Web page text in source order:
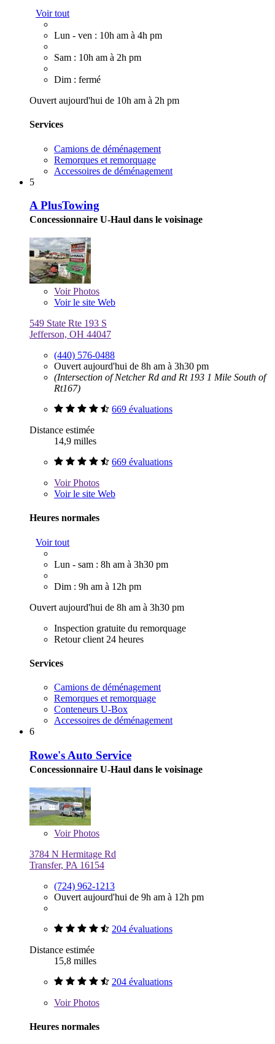
Voir tout
Lun - ven : 10h am à 4h pm
Sam : 10h am à 2h pm
Dim : fermé
Ouvert aujourd'hui de 10h am à 2h pm
Services
Camions de déménagement
Remorques et remorquage
Accessoires de déménagement
5
A PlusTowing
Concessionnaire U-Haul dans le voisinage
VoirPhotos
Voir le site Web
549 State Rte 193 S
Jefferson, OH 44047
(440) 576-0488
Ouvert aujourd'hui de 8h am à 3h30 pm
(Intersection of Netcher Rd and Rt 193 1 Mile South of
Rt167)
669 évaluations
Distance estimée
14,9 milles
669 évaluations
VoirPhotos
Voir le site Web
Heures normales
Voir tout
Lun - sam : 8h am à 3h30 pm
Dim : 9h am à 12h pm
Ouvert aujourd'hui de 8h am à 3h30 pm
Inspection gratuite du remorquage
Retour client 24 heures
Services
Camions de déménagement
Remorques et remorquage
Conteneurs U-Box
Accessoires de déménagement
6
Rowe's Auto Service
Concessionnaire U-Haul dans le voisinage
VoirPhotos
3784 N Hermitage Rd
Transfer, PA 16154
(724) 962-1213
Ouvert aujourd'hui de 9h am à 12h pm
204 évaluations
Distance estimée
15,8 milles
204 évaluations
VoirPhotos
Heures normales